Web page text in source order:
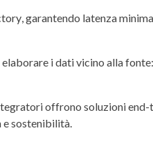
, garantendo latenza
i dati vicino alla
offrono soluzioni
esostenibilità.